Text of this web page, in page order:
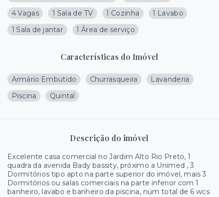
4 Vagas
1 Sala de TV 1 Cozinha
1 Lavabo
1 Sala de jantar
1 Área de serviço
Características do Imóvel
Armário Embutido Churrasqueira
Lavanderia
Piscina
Quintal
Descrição do imóvel
Excelente casa comercial no Jardim Alto Rio Preto, 1
quadra da avenida Bady bassity, próximo a Unimed , 3
Dormitórios tipo apto na parte superior do imóvel, mais 3
Dormitórios ou salas comerciais na parte inferior com 1
banheiro, lavabo e banheiro da piscina, num total de 6 wcs